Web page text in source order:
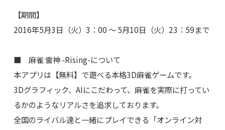
【期間】
2016年5月3日（火）3：00 ～ 5月10日（火）23：59まで
■ 麻雀 雷神 -Rising-について
本アプリは【無料】で遊べる本格3D麻雀ゲームです。
3Dグラフィック、AIにこだわって、麻雀を実際に打ってい
るかのようなリアルさを追求しております。
全国のライバル達と一緒にプレイできる「オンライン対